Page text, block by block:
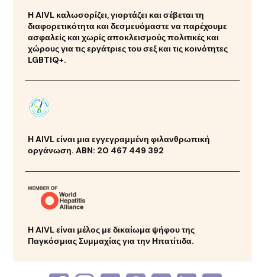
Η AIVL καλωσορίζει, γιορτάζει και σέβεται τη
διαφορετικότητα και δεσμευόμαστε να παρέχουμε
ασφαλείς και χωρίς αποκλεισμούς πολιτικές και
χώρους για τις εργάτριες του σεξ και τις κοινότητες
LGBTIQ+.
Η AIVL είναι μια εγγεγραμμένη φιλανθρωπική
οργάνωση. ABN: 20 467 449 392
Η AIVL είναι μέλος με δικαίωμα ψήφου της
Παγκόσμιας Συμμαχίας για την Ηπατίτιδα.